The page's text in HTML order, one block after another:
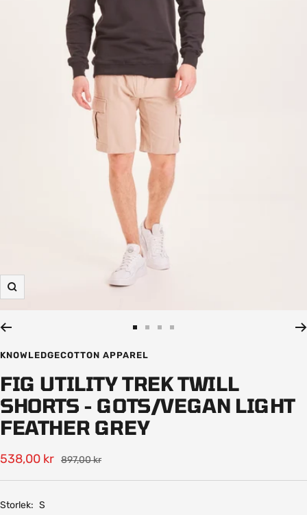
Zooma
till
1
2
3
4
KNOWLEDGECOTTON APPAREL
FIG UTILITY TREK TWILL
SHORTS - GOTS/VEGAN LIGHT
FEATHER GREY
Rea-
pris
538,00 kr Pris
897,00 kr
Storlek: S